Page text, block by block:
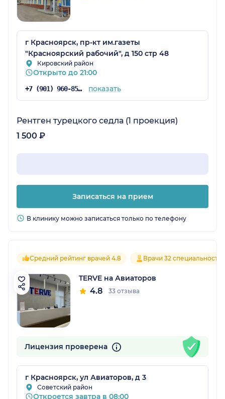
г Красноярск, пр-кт им.газеты
"Красноярский рабочий", д 150 стр 48
Кировский район
Открыто до 21:00
+7 (901) 960-85-93 показать
Рентген турецкого седла (1 проекция)
1 500 ₽
Записаться на прием
В клинику можно записаться только по телефону
Средний рейтинг врачей 4.8 Врачи 32
TERVE на Авиаторов
4.8 33 отзыва
Лицензия проверена
г Красноярск, ул Авиаторов, д 3
Советский район
Откроется завтра в 08:00